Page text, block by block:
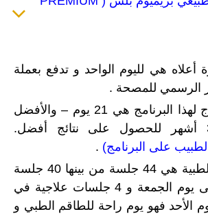
أعلاه هي لليوم الواحد و تدفع بعملة
الرسمي للمصحة .
​- أقل فترة للعلاج لهذا البرنامج هي 21 يوم – والأفضل
على البرنامج) .
- عدد الجلسات الطبية هي 44 جلسة من بينها 40 جلسة
من يوم الإثنين إلى يوم الجمعة و 4 جلسات علاجية في
الأحد فهو يوم راحة للطاقم الطبي و